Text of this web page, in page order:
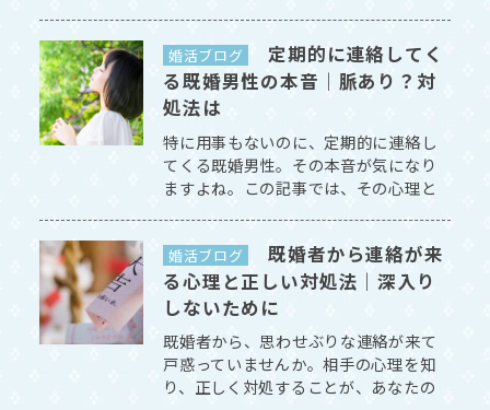
を読む]
婚活ブログ
定期的に連絡してく
る既婚男性の本音｜脈あり？対
処法は
特に用事もないのに、定期的に連絡し
てくる既婚男性。その本音が気になり
ますよね。この記事では、その心理と
婚活ブログ
既婚者から連絡が来
る心理と正しい対処法｜深入り
しないために
既婚者から、思わせぶりな連絡が来て
戸惑っていませんか。相手の心理を知
り、正しく対処することが、あなたの